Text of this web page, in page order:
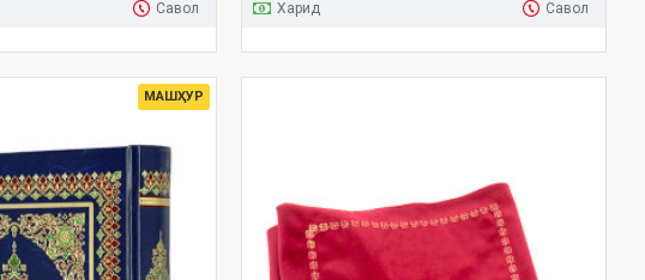
Савол Харид Савол
МАШҲУР